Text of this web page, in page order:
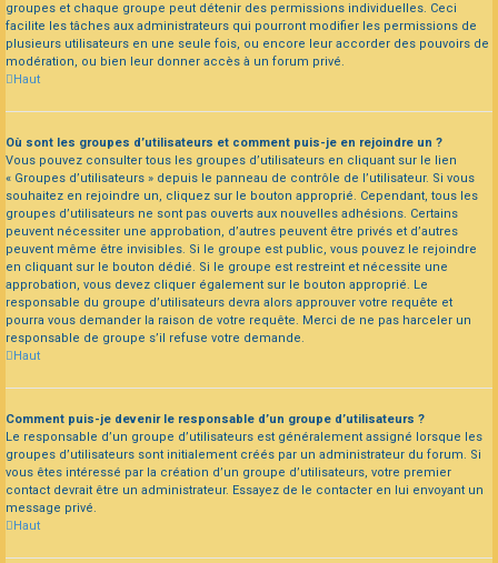
groupes et chaque groupe peut détenir des permissions individuelles. Ceci
facilite les tâches aux administrateurs qui pourront modifier les permissions de
plusieurs utilisateurs en une seule fois, ou encore leur accorder des pouvoirs de
modération, ou bien leur donner accès à un forum privé.
Haut
Où sont les groupes d’utilisateurs et comment puis-je en rejoindre un ?
Vous pouvez consulter tous les groupes d’utilisateurs en cliquant sur le lien
« Groupes d’utilisateurs » depuis le panneau de contrôle de l’utilisateur. Si vous
souhaitez en rejoindre un, cliquez sur le bouton approprié. Cependant, tous les
groupes d’utilisateurs ne sont pas ouverts aux nouvelles adhésions. Certains
peuvent nécessiter une approbation, d’autres peuvent être privés et d’autres
peuvent même être invisibles. Si le groupe est public, vous pouvez le rejoindre
en cliquant sur le bouton dédié. Si le groupe est restreint et nécessite une
approbation, vous devez cliquer également sur le bouton approprié. Le
responsable du groupe d’utilisateurs devra alors approuver votre requête et
pourra vous demander la raison de votre requête. Merci de ne pas harceler un
responsable de groupe s’il refuse votre demande.
Haut
Comment puis-je devenir le responsable d’un groupe d’utilisateurs ?
Le responsable d’un groupe d’utilisateurs est généralement assigné lorsque les
groupes d’utilisateurs sont initialement créés par un administrateur du forum. Si
vous êtes intéressé par la création d’un groupe d’utilisateurs, votre premier
contact devrait être un administrateur. Essayez de le contacter en lui envoyant un
message privé.
Haut